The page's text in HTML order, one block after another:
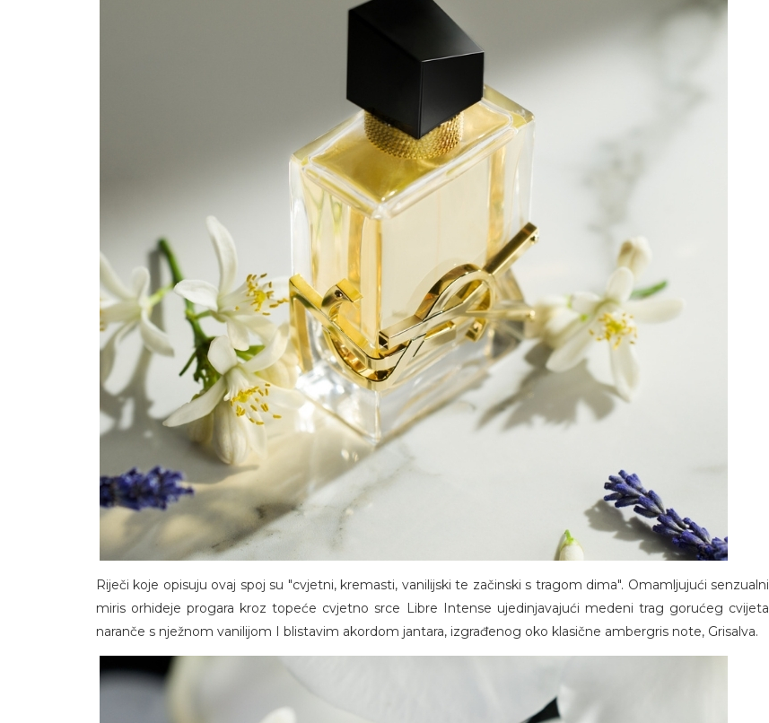
Riječi koje opisuju ovaj spoj su "cvjetni, kremasti, vanilijski te začinski s tragom dima". Omamljujući senzualni
miris orhideje progara kroz topeće cvjetno srce Libre Intense ujedinjavajući medeni trag gorućeg cvijeta
naranče s nježnom vanilijom I blistavim akordom jantara, izgrađenog oko klasične ambergris note, Grisalva.